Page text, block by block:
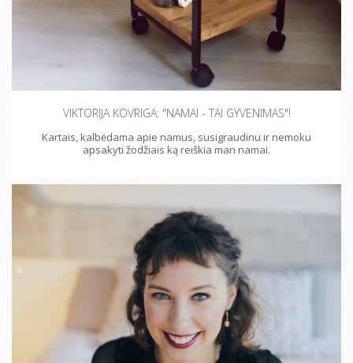
VIKTORIJA KOVRIGA: "NAMAI - TAI GYVENIMAS"!
Kartais, kalbėdama apie namus, susigraudinu ir nemoku
apsakyti žodžiais ką reiškia man namai.